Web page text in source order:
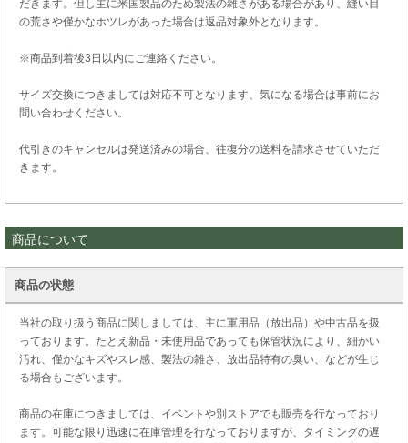
だきます。但し主に米国製品のため製法の雑さがある場合があり、縫い目
の荒さや僅かなホツレがあった場合は返品対象外となります。
※商品到着後3日以内にご連絡ください。
サイズ交換につきましては対応不可となります、気になる場合は事前にお
問い合わせください。
代引きのキャンセルは発送済みの場合、往復分の送料を請求させていただ
きます。
商品について
商品の状態
当社の取り扱う商品に関しましては、主に軍用品（放出品）や中古品を扱
っております。たとえ新品・未使用品であっても保管状況により、細かい
汚れ、僅かなキズやスレ感、製法の雑さ、放出品特有の臭い、などが生じ
る場合もございます。
商品の在庫につきましては、イベントや別ストアでも販売を行なっており
ます。可能な限り迅速に在庫管理を行なっておりますが、タイミングの遅